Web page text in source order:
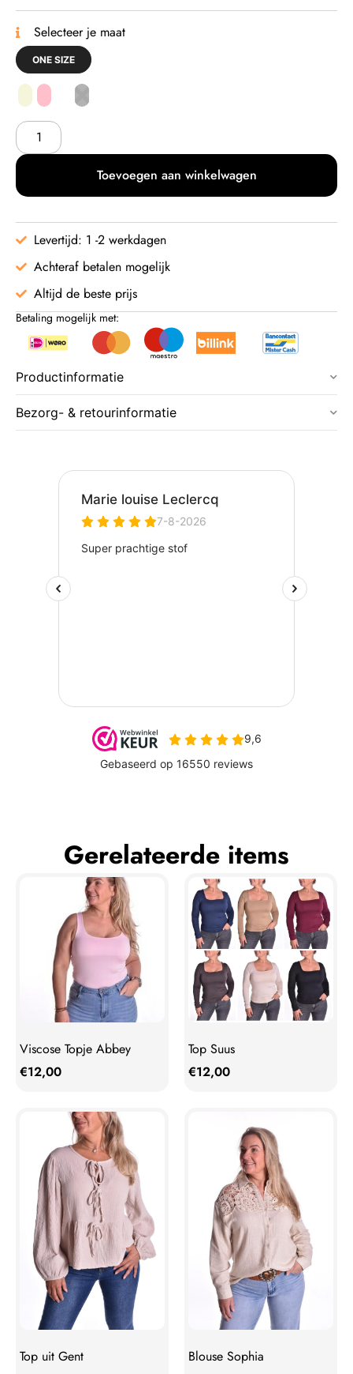
Selecteer je maat
ONE SIZE
Toevoegen aan winkelwagen
Levertijd: 1 -2 werkdagen
Achteraf betalen mogelijk
Altijd de beste prijs
Betaling mogelijk met:
Productinformatie
Bezorg- & retourinformatie
Gerelateerde items
Viscose Topje Abbey
€12,00
Top Suus
€12,00
Top uit Gent
Blouse Sophia